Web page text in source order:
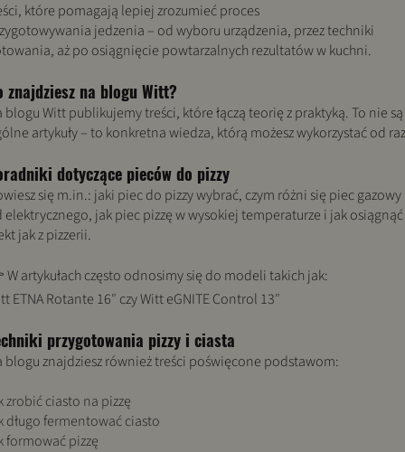
które pomagają lepiej zrozumieć proces
jedzenia – od wyboru urządzenia, przez techniki
aż po osiągnięcie powtarzalnych rezultatów w kuchni.
znajdziesz na blogu Witt?
blogu Witt publikujemy treści, które łączą teorię z praktyką. To nie są
artykuły – to konkretna wiedza, którą możesz wykorzystać od
dotyczące pieców do pizzy
się m.in.: jaki piec do pizzy wybrać, czym różni się piec gazowy
elektrycznego, jak piec pizzę w wysokiej temperaturze i jak osiągnąć
jak z pizzerii.
artykułach często odnosimy się do modeli takich jak:
ETNA Rotante 16″ czyWitt eGNITE Control 13″
przygotowania pizzy i ciasta
blogu znajdziesz również treści poświęcone podstawom:
zrobić ciasto na pizzę
długo fermentować ciasto
formować pizzę